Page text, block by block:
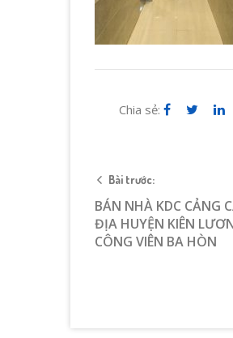
Chia sẻ:
Bài trước:
BÁN NHÀ KDC CẢNG
ĐỊA HUYỆN KIÊN
CÔNG VIÊN BA HÒN